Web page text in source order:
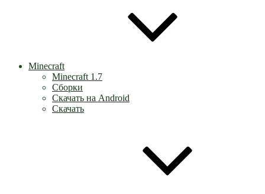
Minecraft
Minecraft 1.7
Сборки
Скачать на Android
Скачать